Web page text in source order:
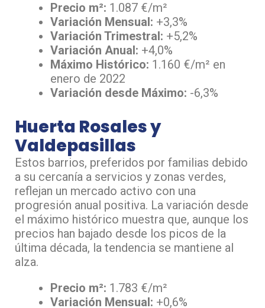
Precio m²: 1.087 €/m²
Variación Mensual: +3,3%
Variación Trimestral: +5,2%
Variación Anual: +4,0%
Máximo Histórico: 1.160 €/m² en
enero de 2022
Variación desde Máximo: -6,3%
Huerta Rosales y
Valdepasillas
Estos barrios, preferidos por familias debido
a su cercanía a servicios y zonas verdes,
reflejan un mercado activo con una
progresión anual positiva. La variación desde
el máximo histórico muestra que, aunque los
precios han bajado desde los picos de la
última década, la tendencia se mantiene al
alza.
Precio m²: 1.783 €/m²
Variación Mensual: +0,6%